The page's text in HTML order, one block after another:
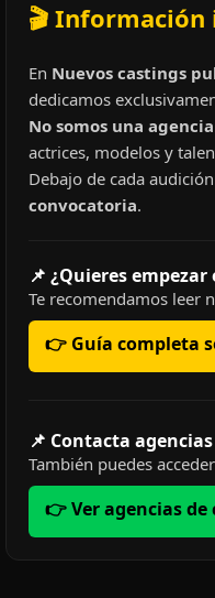
🎬
En Nuevos castings
dedicamos
No somos una
actrices, modelos y
Debajo de cada
convocatoria.
📌 ¿Quieres
Te recomendamos leer
👉 Guía completa
📌 Contacta
También puedes
👉 Ver agencias